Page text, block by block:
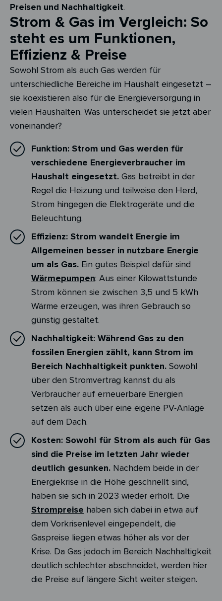
Preisen und Nachhaltigkeit.
Strom & Gas im Vergleich: So
steht es um Funktionen,
Effizienz & Preise
Sowohl Strom als auch Gas werden für
unterschiedliche Bereiche im Haushalt eingesetzt –
sie koexistieren also für die Energieversorgung in
vielen Haushalten. Was unterscheidet sie jetzt aber
voneinander?
Funktion: Strom und Gas werden für
verschiedene Energieverbraucher im
Haushalt eingesetzt. Gas betreibt in der
Regel die Heizung und teilweise den Herd,
Strom hingegen die Elektrogeräte und die
Beleuchtung.
Effizienz: Strom wandelt Energie im
Allgemeinen besser in nutzbare Energie
um als Gas. Ein gutes Beispiel dafür sind
Wärmepumpen: Aus einer Kilowattstunde
Strom können sie zwischen 3,5 und 5 kWh
Wärme erzeugen, was ihren Gebrauch so
günstig gestaltet.
Nachhaltigkeit: Während Gas zu den
fossilen Energien zählt, kann Strom im
Bereich Nachhaltigkeit punkten. Sowohl
über den Stromvertrag kannst du als
Verbraucher auf erneuerbare Energien
setzen als auch über eine eigene PV-Anlage
auf dem Dach.
Kosten: Sowohl für Strom als auch für Gas
sind die Preise im letzten Jahr wieder
deutlich gesunken. Nachdem beide in der
Energiekrise in die Höhe geschnellt sind,
haben sie sich in 2023 wieder erholt. Die
Strompreise haben sich dabei in etwa auf
dem Vorkrisenlevel eingependelt, die
Gaspreise liegen etwas höher als vor der
Krise. Da Gas jedoch im Bereich Nachhaltigkeit
deutlich schlechter abschneidet, werden hier
die Preise auf längere Sicht weiter steigen.